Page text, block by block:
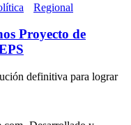
Regional
Proyecto de
definitiva para lograr